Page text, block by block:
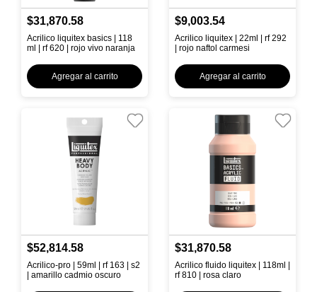
$31,870.58
Acrilico liquitex basics | 118
ml | rf 620 | rojo vivo naranja
Agregar al carrito
$9,003.54
Acrilico liquitex | 22ml | rf 292
| rojo naftol carmesi
Agregar al carrito
$52,814.58
Acrilico-pro | 59ml | rf 163 | s2
| amarillo cadmio oscuro
$31,870.58
Acrilico fluido liquitex | 118ml |
rf 810 | rosa claro